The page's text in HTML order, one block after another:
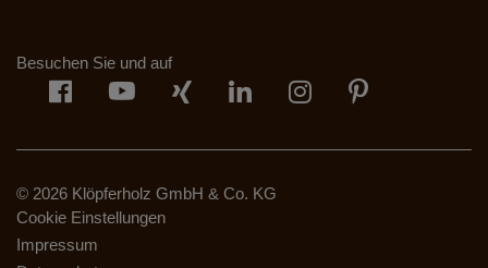
Besuchen Sie und auf
© 2026 Klöpferholz GmbH & Co. KG
Cookie Einstellungen
Impressum